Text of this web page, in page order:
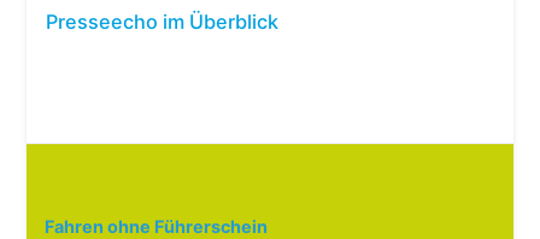
Presseecho im Überblick
Fahren ohne Führerschein